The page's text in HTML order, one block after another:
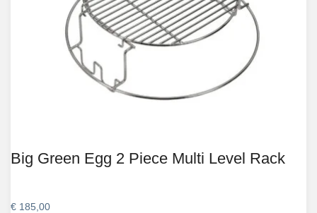
Big Green Egg 2 Piece Multi Level Rack
€ 185,00